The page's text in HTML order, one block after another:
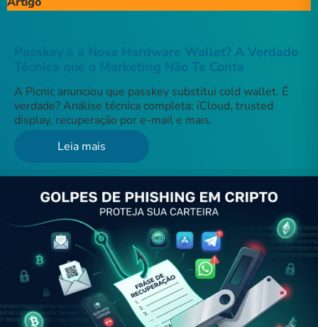
Passkey é a Nova Hardware Wallet? A Verdade
Técnica que o Marketing Não Te Conta
A Picnic anunciou que passkey substitui cold wallet. É
verdade? Análise técnica completa: iCloud, trusted
display, recuperação por e-mail e mais.
Leia mais